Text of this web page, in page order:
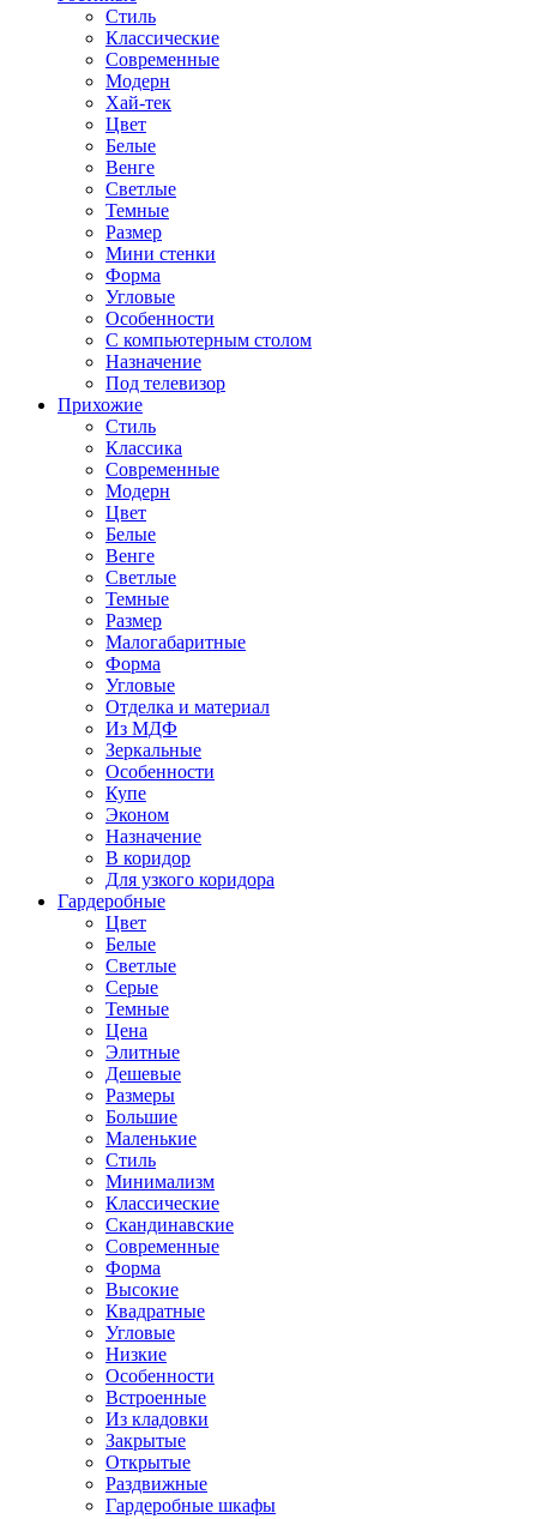
Стиль
Классические
Современные
Модерн
Хай-тек
Цвет
Белые
Венге
Светлые
Темные
Размер
Мини стенки
Форма
Угловые
Особенности
С компьютерным столом
Назначение
Под телевизор
Прихожие
Стиль
Классика
Современные
Модерн
Цвет
Белые
Венге
Светлые
Темные
Размер
Малогабаритные
Форма
Угловые
Отделка и материал
Из МДФ
Зеркальные
Особенности
Купе
Эконом
Назначение
В коридор
Для узкого коридора
Гардеробные
Цвет
Белые
Светлые
Серые
Темные
Цена
Элитные
Дешевые
Размеры
Большие
Маленькие
Стиль
Минимализм
Классические
Скандинавские
Современные
Форма
Высокие
Квадратные
Угловые
Низкие
Особенности
Встроенные
Из кладовки
Закрытые
Открытые
Раздвижные
Гардеробные шкафы